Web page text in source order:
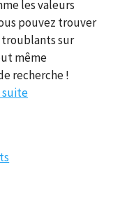
les valeurs
pouvez trouver
troublants sur
même
recherche !
suite